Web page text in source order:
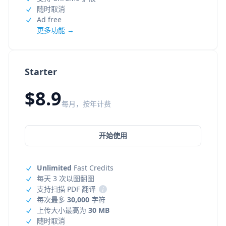
Starter
$8.9每月，按年计费
开始使用
Unlimited Fast Credits
每天 3 次以图翻图
支持扫描 PDF 翻译
i
每次最多 30,000 字符
上传大小最高为 30 MB
随时取消
随时取消
Ad free
更多功能 →